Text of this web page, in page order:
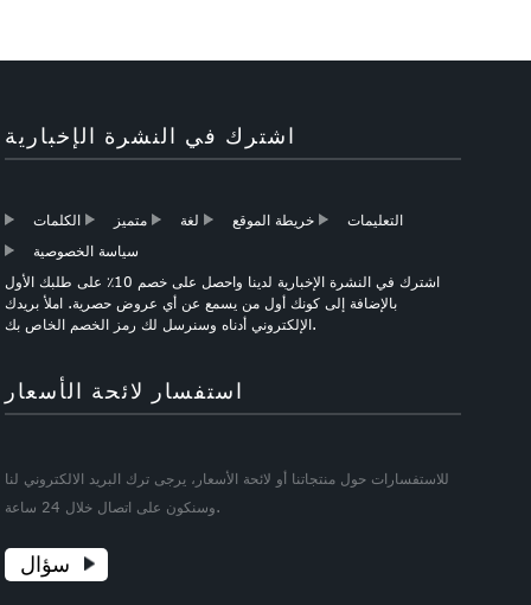
اشترك في النشرة الإخبارية
الكلمات متميز لغة خريطة الموقع
التعليمات
سياسة الخصوصية
اشترك في النشرة الإخبارية لدينا واحصل على خصم 10٪ على طلبك الأول
بالإضافة إلى كونك أول من يسمع عن أي عروض حصرية. املأ بريدك
الإلكتروني أدناه وسنرسل لك رمز الخصم الخاص بك.
استفسار لائحة الأسعار
للاستفسارات حول منتجاتنا أو لائحة الأسعار، يرجى ترك البريد الالكتروني لنا
وسنكون على اتصال خلال 24 ساعة.
سؤال